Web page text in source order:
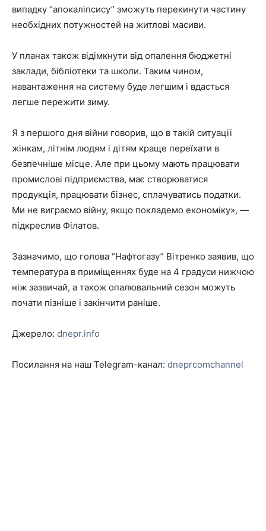
випадку “апокаліпсису” зможуть перекинути частину
необхідних потужностей на житлові масиви.
У планах також відімкнути від опалення бюджетні
заклади, бібліотеки та школи. Таким чином,
навантаження на систему буде легшим і вдасться
легше пережити зиму.
Я з першого дня війни говорив, що в такій ситуації
жінкам, літнім людям і дітям краще переїхати в
безпечніше місце. Але при цьому мають працювати
промислові підприємства, має створюватися
продукція, працювати бізнес, сплачуватись податки.
Ми не виграємо війну, якщо покладемо економіку», —
підкреслив Філатов.
Зазначимо, що голова “Нафтогазу” Вітренко заявив, що
температура в приміщеннях буде на 4 градуси нижчою
ніж зазвичай, а також опалювальний сезон можуть
почати пізніше і закінчити раніше.
Джерело: dnepr.info
Посилання на наш Telegram-канал: dneprcomchannel